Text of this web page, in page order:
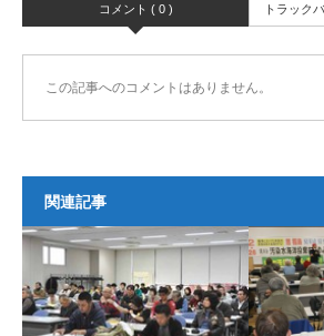
コメント ( 0 ) トラック
この記事へのコメントはありません。
関連記事